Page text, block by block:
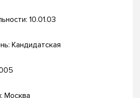
10.01.03
Кандидатская
Москва